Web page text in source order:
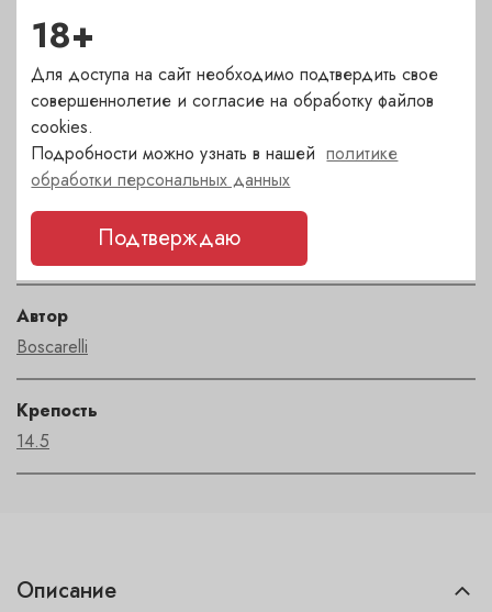
Страна
Италия
Сорт
санджовезе
Регион
Автор
Boscarelli
Крепость
14.5
Описание
18+
Для доступа на сайт необходимо подтвердить свое
совершеннолетие и согласие на обработку файлов
cookies.
Подробности можно узнать в нашейполитике
обработки персональных данных
Подтверждаю